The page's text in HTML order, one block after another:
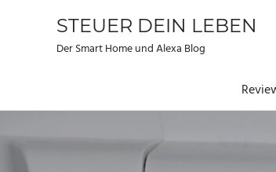
Zum
Inhalt
STEUER DEIN LEBEN
Der Smart Home und Alexa Blog